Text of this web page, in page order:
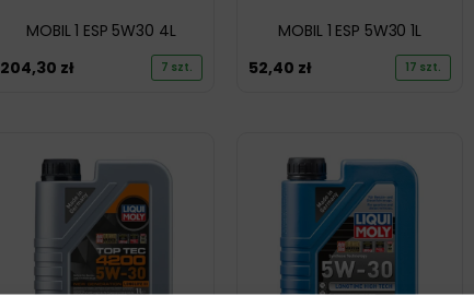
MOBIL 1 ESP 5W30 4L
204,30 zł 7 szt.
MOBIL 1 ESP 5W30 1L
52,40 zł 17 szt.